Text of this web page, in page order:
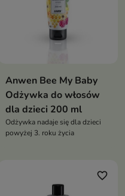
Anwen Bee My Baby
Odżywka do włosów
dla dzieci 200 ml
Odżywka nadaje się dla dzieci
powyżej 3. roku życia
favorite_border